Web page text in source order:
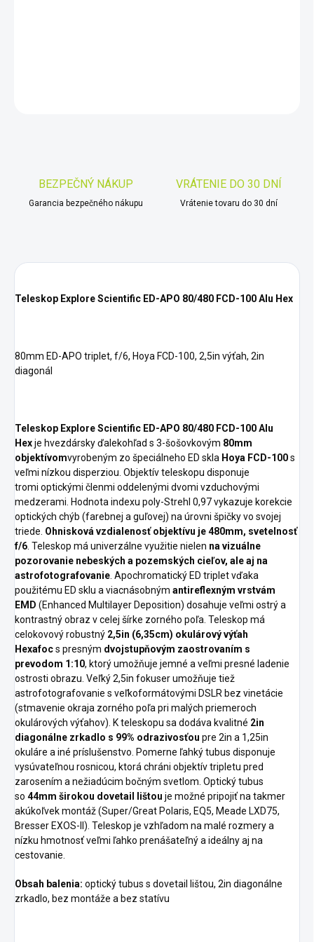
BEZPEČNÝ NÁKUP
Garancia bezpečného nákupu
VRÁTENIE DO 30 DNÍ
Vrátenie tovaru do 30 dní
Teleskop Explore Scientific ED-APO 80/480 FCD-100 Alu Hex
80mm ED-APO triplet, f/6, Hoya FCD-100, 2,5in výťah, 2in
diagonál
Teleskop Explore Scientific ED-APO 80/480 FCD-100 Alu
Hexje hvezdársky ďalekohľad s 3-šošovkovým 80mm
objektívomvyrobeným zo špeciálneho ED skla Hoya FCD-100s
veľmi nízkou disperziou. Objektív teleskopu disponuje
tromi optickými členmi oddelenými dvomi vzduchovými
medzerami. Hodnota indexu poly-Strehl 0,97 vykazuje korekcie
optických chýb (farebnej a guľovej) na úrovni špičky vo svojej
triede. Ohnisková vzdialenosť objektívu je 480mm, svetelnosť
f/6. Teleskop má univerzálne využitie nielen na vizuálne
pozorovanie nebeských a pozemských cieľov, ale aj na
astrofotografovanie. Apochromatický ED triplet vďaka
použitému ED sklu a viacnásobným antireflexným vrstvám
EMD (Enhanced Multilayer Deposition) dosahuje veľmi ostrý a
kontrastný obraz v celej šírke zorného poľa. Teleskop má
celokovový robustný 2,5in (6,35cm) okulárový výťah
Hexafocs presným dvojstupňovým zaostrovaním s
prevodom 1:10, ktorý umožňuje jemné a veľmi presné ladenie
ostrosti obrazu. Veľký 2,5in fokuser umožňuje tiež
astrofotografovanie s veľkoformátovými DSLR bez vinetácie
(stmavenie okraja zorného poľa pri malých priemeroch
okulárových výťahov). K teleskopu sa dodáva kvalitné 2in
diagonálne zrkadlo s 99% odrazivosťou pre 2in a 1,25in
okuláre a iné príslušenstvo. Pomerne ľahký tubus disponuje
vysúvateľnou rosnicou, ktorá chráni objektív tripletu pred
zarosením a nežiadúcim bočným svetlom. Optický tubus
so 44mm širokou dovetail lištou je možné pripojiť na takmer
akúkoľvek montáž (Super/Great Polaris, EQ5, Meade LXD75,
Bresser EXOS-II). Teleskop je vzhľadom na malé rozmery a
nízku hmotnosť veľmi ľahko prenášateľný a ideálny aj na
cestovanie.
Obsah balenia: optický tubus s dovetail lištou, 2in diagonálne
zrkadlo, bez montáže a bez statívu